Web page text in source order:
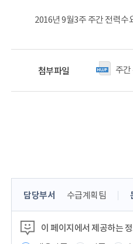
2016년 9월3주 주간 전력수
첨부파일 주
콘
츠
정
담당부서 수급계획팀
이 페이지에서 제공하는